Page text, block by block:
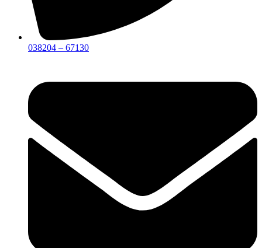
038204 – 67130